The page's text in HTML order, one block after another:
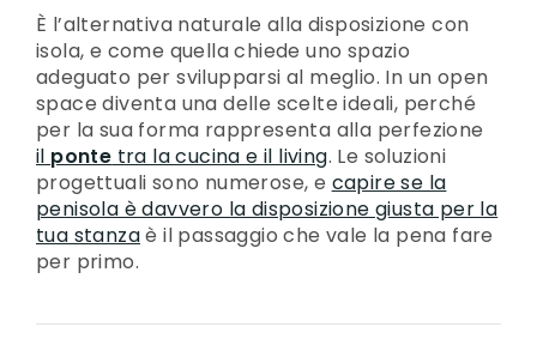
È l’alternativa naturale alla disposizione con
isola, e come quella chiede uno spazio
adeguato per svilupparsi al meglio. In un open
space diventa una delle scelte ideali, perché
per la sua forma rappresenta alla perfezione
il ponte tra la cucina e il living. Le soluzioni
progettuali sono numerose, e capire se la
penisola è davvero la disposizione giusta per la
tua stanzaè il passaggio che vale la pena fare
per primo.